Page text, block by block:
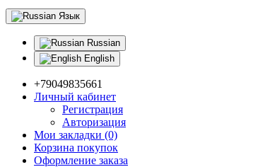
Язык
Russian
English
+79049835661
Личный кабинет
Регистрация
Авторизация
Мои закладки (0)
Корзина покупок
Оформление заказа